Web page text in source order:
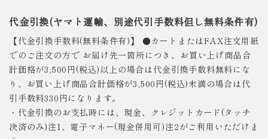
代金引換(ヤマト運輸、別途代引手数料但し無料条件有)
【代金引換手数料(無料条件有)】 ●カートまたはFAX注文用紙
でのご注文の方で お届け先一箇所につき、お買い上げ商品合
計価格が3,500円(税込)以上の場合は代金引換手数料無料にな
り、お買い上げ商品合計価格が3,500円(税込)未満の場合は代
引手数料330円になります。
・代金引換のお支払時には、現金、クレジットカード(タッチ
決済のみ)注1、電子マネー(現金併用可)注2がご利用いただけま